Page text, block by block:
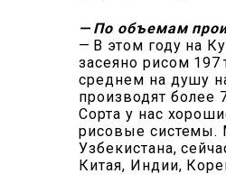
— По объемам
— В этом году на
засеяно рисом
среднем на душу
производят более
Сорта у нас
рисовые системы.
Узбекистана,
Китая, Индии,